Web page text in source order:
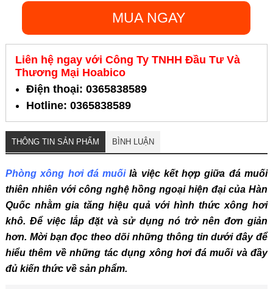
MUA NGAY
Liên hệ ngay với Công Ty TNHH Đầu Tư Và
Thương Mại Hoabico
Điện thoại: 0365838589
Hotline: 0365838589
THÔNG TIN SẢN PHẨM BÌNH LUẬN
Phòng xông hơi đá muốilà việc kết hợp giữa đá muối
thiên nhiên với công nghệ hồng ngoại hiện đại của Hàn
Quốc nhằm gia tăng hiệu quả với hình thức xông hơi
khô. Để việc lắp đặt và sử dụng nó trở nên đơn giản
hơn. Mời bạn đọc theo dõi những thông tin dưới đây để
hiểu thêm về những tác dụng xông hơi đá muối và đầy
đủ kiến thức về sản phẩm.